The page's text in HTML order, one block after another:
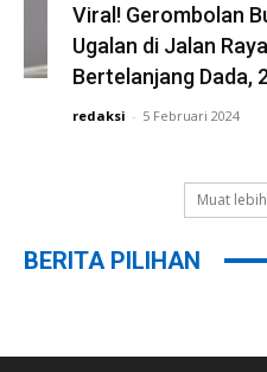
Viral! Gerombolan
Ugalan di Jalan
Bertelanjang Dada,
redaksi - 5 Februari 2024
Muat
BERITA PILIHAN